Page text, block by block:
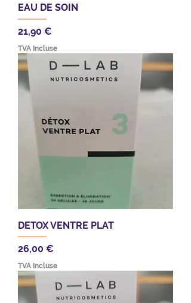
EAU DE SOIN
Prix
21,90 €
TVA Incluse
DETOX VENTRE PLAT
Prix
26,00 €
TVA Incluse